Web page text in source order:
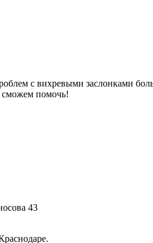
с вихревыми заслонками
сможем помочь!
43